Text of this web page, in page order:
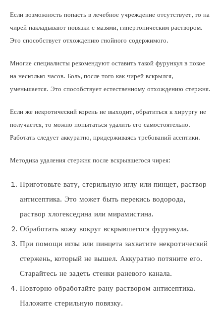
Если возможность попасть в лечебное учреждение отсутствует, то на
чирей накладывают повязки с мазями, гипертоническим раствором.
Это способствует отхождению гнойного содержимого.
Многие специалисты рекомендуют оставить такой фурункул в покое
на несколько часов. Боль, после того как чирей вскрылся,
уменьшается. Это способствует естественному отхождению стержня.
Если же некротический корень не выходит, обратиться к хирургу не
получается, то можно попытаться удалить его самостоятельно.
Работать следует аккуратно, придерживаясь требований асептики.
Методика удаления стержня после вскрывшегося чирея:
Приготовьте вату, стерильную иглу или пинцет, раствор
антисептика. Это может быть перекись водорода,
раствор хлогекседина или мирамистина.
Обработать кожу вокруг вскрывшегося фурункула.
При помощи иглы или пинцета захватите некротический
стержень, который не вышел. Аккуратно потяните его.
Старайтесь не задеть стенки раневого канала.
Повторно обработайте рану раствором антисептика.
Наложите стерильную повязку.